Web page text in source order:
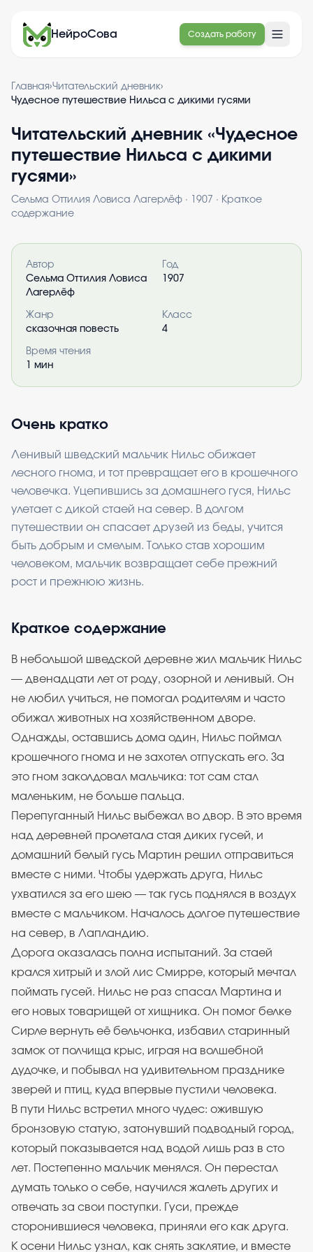
НейроСова Создать работу
Главная›Читательский дневник›
Чудесное путешествие Нильса с дикими гусями
Читательский дневник «Чудесное
путешествие Нильса с дикими
гусями»
Сельма Оттилия Ловиса Лагерлёф · 1907 · Краткое
содержание
Информация о книге
Автор
Сельма Оттилия Ловиса
Лагерлёф
Год
1907
Жанр
сказочная повесть
Класс
4
Время чтения
мин
Очень кратко
Ленивый шведский мальчик Нильс обижает
лесного гнома, и тот превращает его в крошечного
человечка. Уцепившись за домашнего гуся, Нильс
улетает с дикой стаей на север. В долгом
путешествии он спасает друзей из беды, учится
быть добрым и смелым. Только став хорошим
человеком, мальчик возвращает себе прежний
рост и прежнюю жизнь.
Краткое содержание
В небольшой шведской деревне жил мальчик Нильс
— двенадцати лет от роду, озорной и ленивый. Он
не любил учиться, не помогал родителям и часто
обижал животных на хозяйственном дворе.
Однажды, оставшись дома один, Нильс поймал
крошечного гнома и не захотел отпускать его. За
это гном заколдовал мальчика: тот сам стал
маленьким, не больше пальца.
Перепуганный Нильс выбежал во двор. В это время
над деревней пролетала стая диких гусей, и
домашний белый гусь Мартин решил отправиться
вместе с ними. Чтобы удержать друга, Нильс
ухватился за его шею — так гусь поднялся в воздух
вместе с мальчиком. Началось долгое путешествие
на север, в Лапландию.
Дорога оказалась полна испытаний. За стаей
крался хитрый и злой лис Смирре, который мечтал
поймать гусей. Нильс не раз спасал Мартина и
его новых товарищей от хищника. Он помог белке
Сирле вернуть её бельчонка, избавил старинный
замок от полчища крыс, играя на волшебной
дудочке, и побывал на удивительном празднике
зверей и птиц, куда впервые пустили человека.
В пути Нильс встретил много чудес: ожившую
бронзовую статую, затонувший подводный город,
который показывается над водой лишь раз в сто
лет. Постепенно мальчик менялся. Он перестал
думать только о себе, научился жалеть других и
отвечать за свои поступки. Гуси, прежде
сторонившиеся человека, приняли его как друга.
К осени Нильс узнал, как снять заклятие, и вместе